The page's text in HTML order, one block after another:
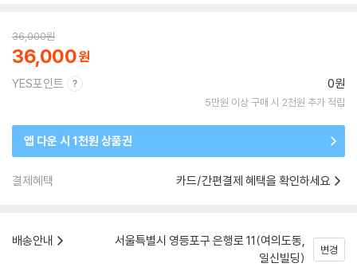
36,000원
36,000
YES포인트 0원
5만원 이상 구매 시 2천원 추가 적립
앱 다운 시 1천원 상품권
결제혜택 카드/간편결제 혜택을 확인하세요
배송안내
서울특별시 영등포구 은행로 11(여의도동,
일신빌딩)
변경